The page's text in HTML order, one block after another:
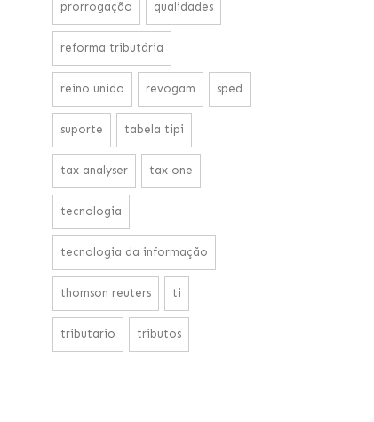
prorrogação qualidades
reforma tributária
reino unido revogam sped
suporte tabela tipi
tax analyser tax one
tecnologia
tecnologia da informação
thomson reuters ti
tributario tributos